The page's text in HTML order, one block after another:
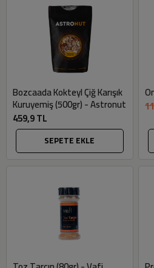
Bozcaada Kokteyl Çiğ Karışık
Kuruyemiş (500gr) - Astronut
459,9 TL
SEPETE EKLE